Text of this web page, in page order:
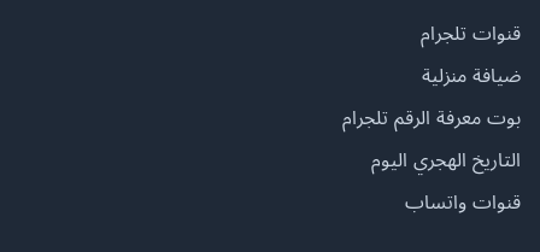
قنوات تلجرام
ضيافة منزلية
بوت معرفة الرقم تلجرام
التاريخ الهجري اليوم
قنوات واتساب